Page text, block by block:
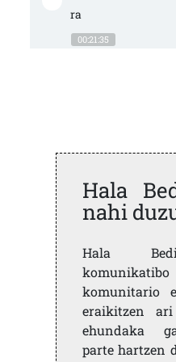
ra
00:21:35
Hala
nahi
Hala
komunitario
eraikitzen
ehundaka
parte hartzen